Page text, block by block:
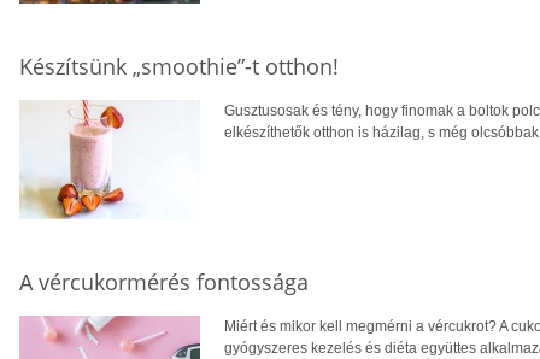
Készítsünk „smoothie”-t otthon!
Gusztusosak és tény, hogy finomak a boltok
elkészíthetők otthon is házilag, s még
A vércukormérés fontossága
Miért és mikor kell megmérni a vércukrot? A
gyógyszeres kezelés és diéta együttes